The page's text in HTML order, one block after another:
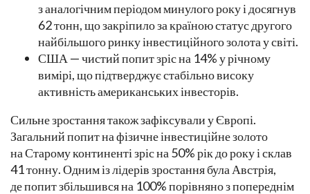
з аналогічним періодом минулого року і досягнув
62 тонн, що закріпило за країною статус другого
найбільшого ринку інвестиційного золота у світі.
США — чистий попит зріс на 14% у річному
вимірі, що підтверджує стабільно високу
активність американських інвесторів.
Сильне зростання також зафіксували у Європі.
Загальний попит на фізичне інвестиційне золото
на Старому континенті зріс на 50% рік до року і склав
41 тонну. Одним із лідерів зростання була Австрія,
де попит збільшився на 100% порівняно з попереднім